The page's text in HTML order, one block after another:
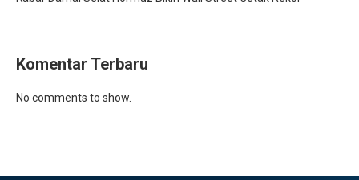
Komentar Terbaru
No comments to show.